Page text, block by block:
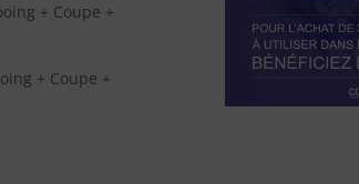
+ Coupe +
+ Coupe +